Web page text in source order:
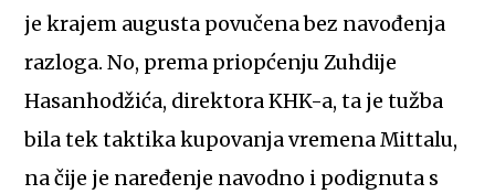
je krajem augusta povučena bez navođenja
razloga. No, prema priopćenju Zuhdije
Hasanhodžića, direktora KHK-a, ta je tužba
bila tek taktika kupovanja vremena Mittalu,
na čije je naređenje navodno i podignuta s